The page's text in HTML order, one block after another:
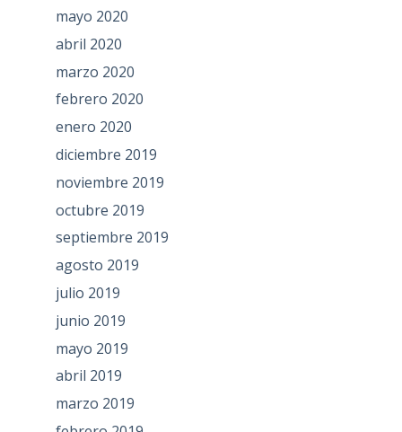
mayo 2020
abril 2020
marzo 2020
febrero 2020
enero 2020
diciembre 2019
noviembre 2019
octubre 2019
septiembre 2019
agosto 2019
julio 2019
junio 2019
mayo 2019
abril 2019
marzo 2019